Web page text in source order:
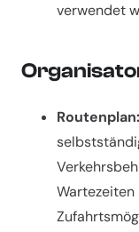
verwendet
Routenplan:
Wartezeiten